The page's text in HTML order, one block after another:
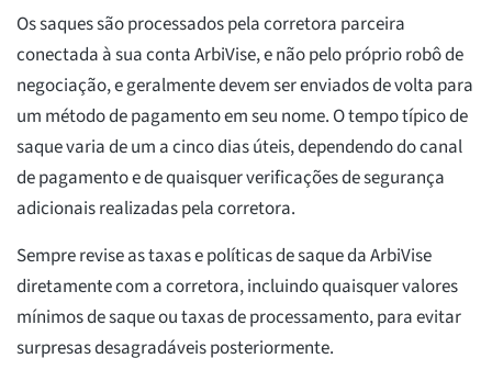
Os saques são processados pela corretora parceira
conectada à sua conta ArbiVise, e não pelo próprio robô de
negociação, e geralmente devem ser enviados de volta para
um método de pagamento em seu nome. O tempo típico de
saque varia de um a cinco dias úteis, dependendo do canal
de pagamento e de quaisquer verificações de segurança
adicionais realizadas pela corretora.
Sempre revise as taxas e políticas de saque da ArbiVise
diretamente com a corretora, incluindo quaisquer valores
mínimos de saque ou taxas de processamento, para evitar
surpresas desagradáveis posteriormente.